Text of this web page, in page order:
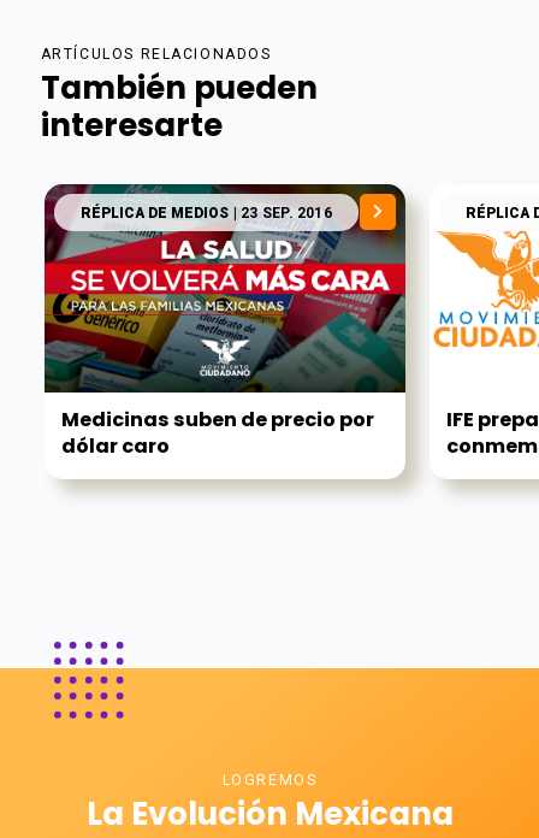
ARTÍCULOS RELACIONADOS
También pueden
interesarte
RÉPLICA DE MEDIOS | 23 SEP. 2016
Medicinas suben de precio por
dólar caro
RÉPLICA
IFE
LOGREMOS
La Evolución Mexicana